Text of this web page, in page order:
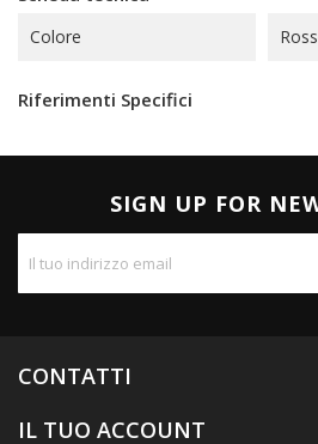
Colore
Riferimenti Specifici
SIGN UP FOR
CONTATTI
IL TUO ACCOUNT